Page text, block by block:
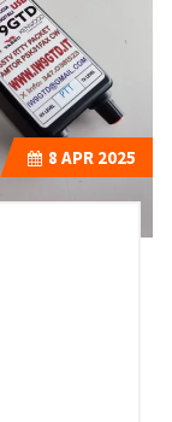
8 APR 2025